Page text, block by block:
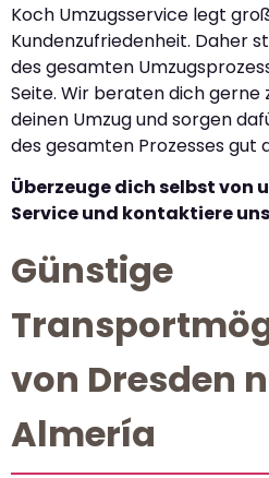
Koch Umzugsservice legt
Kundenzufriedenheit. Daher
des gesamten
Seite. Wir beraten dich gerne
deinen Umzug und sorgen
des gesamten Prozesses gut
Überzeuge dich selbst von
Service und kontaktiere
Günstige
von Dresden
Almería